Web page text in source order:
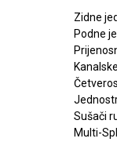
Zidne
Podne
Sušači
Multi-